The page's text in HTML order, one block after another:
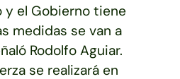
y el Gobierno tiene
medidas se van a
Rodolfo Aguiar.
se realizará en